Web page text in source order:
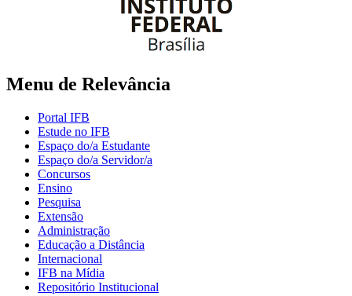
Menu de Relevância
Portal IFB
Estude no IFB
Espaço do/a Estudante
Espaço do/a Servidor/a
Concursos
Ensino
Pesquisa
Extensão
Administração
Educação a Distância
Internacional
IFB na Mídia
Repositório Institucional